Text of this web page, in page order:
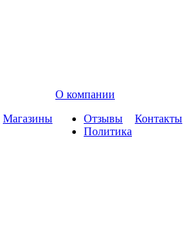
Магазины
О компании
Отзывы
Политика
Контакты